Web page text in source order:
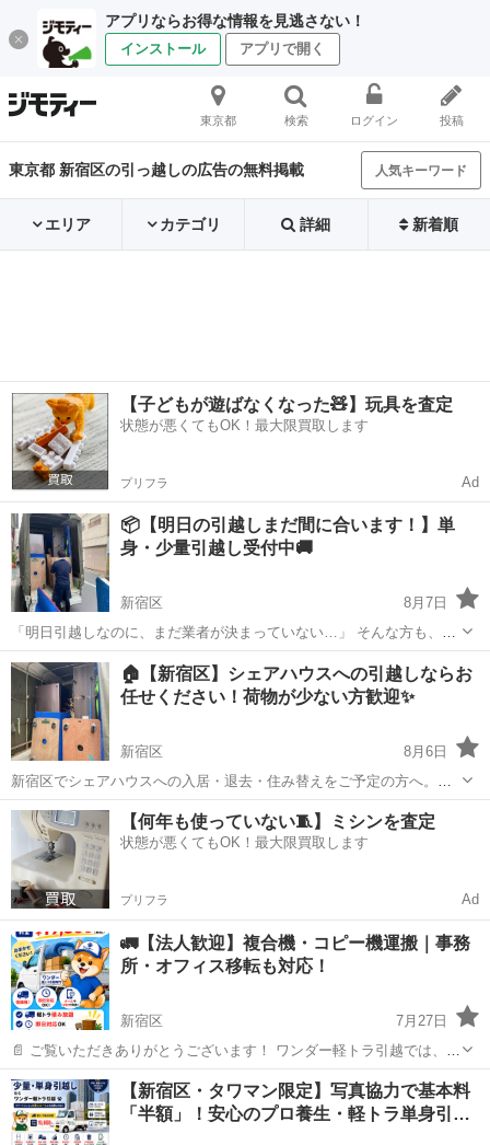
アプリならお得な情報を見逃さない！
インストール アプリで開く
東京都 検索 ログイン 投稿
東京都 新宿区の引っ越しの広告の無料掲載 人気キーワード
エリア カテゴリ 詳細 新着順
【子どもが遊ばなくなった🧸】玩具を査定
状態が悪くてもOK！最大限買取します
プリフラ Ad
📦【明日の引越しまだ間に合います！】単
身・少量引越し受付中🚚
新宿区
8月7日
「明日引越しなのに、まだ業者が決まっていない…」 そんな方も、ま
ずはお気軽にご相談ください！ ワンダー軽トラ引越では、空き状況に
応じて明日のお引越しにも対応しております。
━━━━━━━━━━━━━━━ ...
東京 新宿区 引っ越し
🏠【新宿区】シェアハウスへの引越しならお
任せください！荷物が少ない方歓迎✨
新宿区
8月6日
新宿区でシェアハウスへの入居・退去・住み替えをご予定の方へ。
「荷物が少ないから大きな引越し業者はもったいない…」 そんな方に
ちょうどいい、軽トラック専門のお引越しです🚚
━━━━━━━━━━━━━━━ ...
東京 新宿区 引っ越し 軽トラック
【何年も使っていない🧵】ミシンを査定
状態が悪くてもOK！最大限買取します
プリフラ Ad
🚛【法人歓迎】複合機・コピー機運搬｜事務
所・オフィス移転も対応！
新宿区
7月27日
📄 ご覧いただきありがとうございます！ ワンダー軽トラ引越では、
🖨️ 複合機・コピー機・業務用プリンターの運搬を承っております。
「複合機だけ運んでほしい」 「事務所移転でコピー機を移設したい」
「中古で...
東京 新宿区 引っ越し
【新宿区・タワマン限定】写真協力で基本料
「半額」！安心のプロ養生・軽トラ単身引…